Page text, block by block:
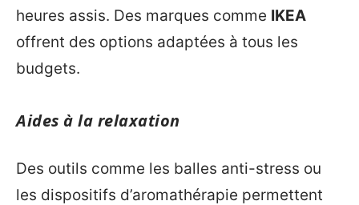
heures assis. Des marques comme IKEA
offrent des options adaptées à tous les
budgets.
Aides à la relaxation
Des outils comme les balles anti-stress ou
les dispositifs d’aromathérapie permettent